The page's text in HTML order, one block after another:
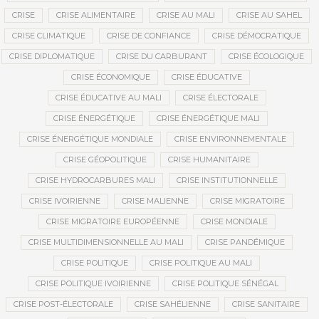
CRISE CRISE ALIMENTAIRE CRISE AU MALI CRISE AU SAHEL
CRISE CLIMATIQUE CRISE DE CONFIANCE CRISE DÉMOCRATIQUE
CRISE DIPLOMATIQUE CRISE DU CARBURANT CRISE ÉCOLOGIQUE
CRISE ÉCONOMIQUE CRISE ÉDUCATIVE
CRISE ÉDUCATIVE AU MALI CRISE ÉLECTORALE
CRISE ÉNERGÉTIQUE CRISE ÉNERGÉTIQUE MALI
CRISE ÉNERGÉTIQUE MONDIALE CRISE ENVIRONNEMENTALE
CRISE GÉOPOLITIQUE CRISE HUMANITAIRE
CRISE HYDROCARBURES MALI CRISE INSTITUTIONNELLE
CRISE IVOIRIENNE CRISE MALIENNE CRISE MIGRATOIRE
CRISE MIGRATOIRE EUROPÉENNE CRISE MONDIALE
CRISE MULTIDIMENSIONNELLE AU MALI CRISE PANDÉMIQUE
CRISE POLITIQUE CRISE POLITIQUE AU MALI
CRISE POLITIQUE IVOIRIENNE CRISE POLITIQUE SÉNÉGAL
CRISE POST-ÉLECTORALE CRISE SAHÉLIENNE CRISE SANITAIRE